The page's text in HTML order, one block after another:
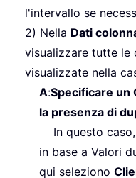
l'intervallo se
2) Nella Dati
visualizzare tutte le
visualizzate nella
A:Specificare un
la presenza di
In questo
in base a Valori
qui seleziono